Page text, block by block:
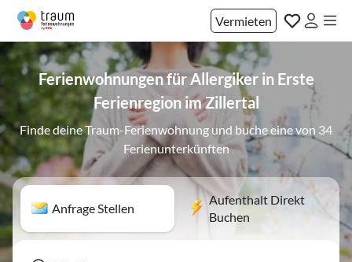
Vermieten
Ferienwohnungen für Allergiker in Erste
Ferienregion im Zillertal
Finde deine Traum-Ferienwohnung und buche eine von 34
Ferienunterkünften
Anfrage Stellen
Aufenthalt Direkt
Buchen